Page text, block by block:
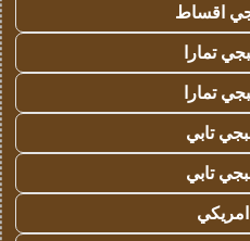
اقساط
تمارا
تمارا
تابي
تابي
امريكي